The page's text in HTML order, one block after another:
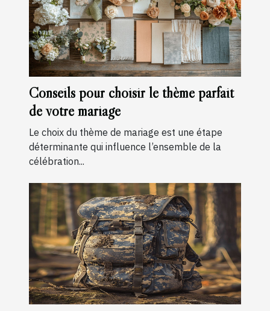
Conseils pour choisir le thème parfait
de votre mariage
Le choix du thème de mariage est une étape
déterminante qui influence l’ensemble de la
célébration...